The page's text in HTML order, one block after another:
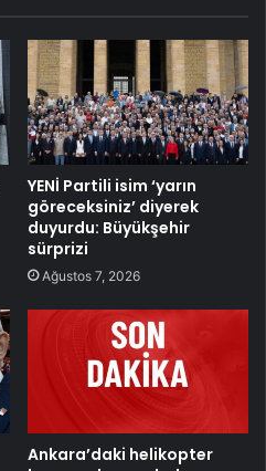
YENİ Partili isim ‘yarın
göreceksiniz’ diyerek
duyurdu: Büyükşehir
sürprizi
Ağustos 7, 2026
Ankara’daki helikopter